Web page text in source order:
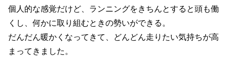
個人的な感覚だけど、ランニングをきちんとすると頭も働
くし、何かに取り組むときの勢いができる。
だんだん暖かくなってきて、どんどん走りたい気持ちが高
まってきました。